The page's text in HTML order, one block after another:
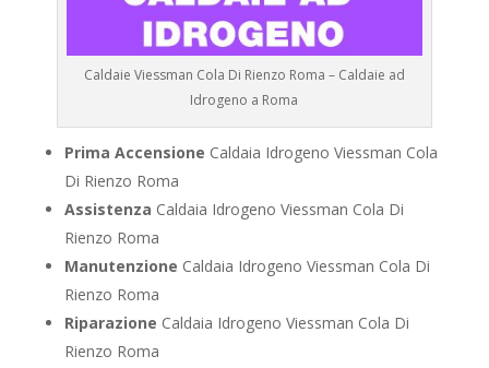
Caldaie Viessman Cola Di Rienzo Roma – Caldaie ad
Idrogeno a Roma
Prima Accensione Caldaia Idrogeno Viessman Cola
Di Rienzo Roma
Assistenza Caldaia Idrogeno Viessman Cola Di
Rienzo Roma
Manutenzione Caldaia Idrogeno Viessman Cola Di
Rienzo Roma
Riparazione Caldaia Idrogeno Viessman Cola Di
Rienzo Roma